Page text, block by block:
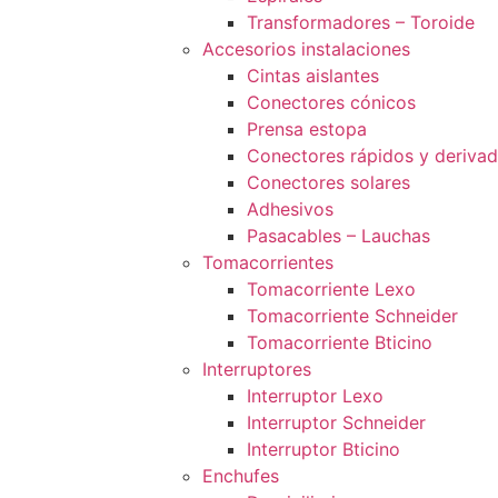
Transformadores – Toroide
Accesorios instalaciones
Cintas aislantes
Conectores cónicos
Prensa estopa
Conectores rápidos y
Conectores solares
Adhesivos
Pasacables – Lauchas
Tomacorrientes
Tomacorriente Lexo
Tomacorriente Schneider
Tomacorriente Bticino
Interruptores
Interruptor Lexo
Interruptor Schneider
Interruptor Bticino
Enchufes